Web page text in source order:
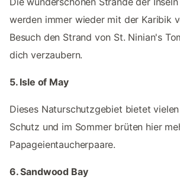
werden immer wieder mit der Karibik
Besuch den Strand von St. Ninian's
dich verzaubern.
5. Isle of May
Dieses Naturschutzgebiet bietet
Schutz und im Sommer brüten hier
Papageientaucherpaare.
6. Sandwood Bay